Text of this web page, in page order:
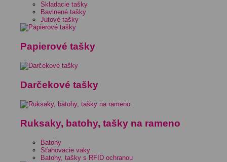
Skladacie tašky
Bavlnené tašky
Jutové tašky
Papierové tašky
Darčekové tašky
Ruksaky, batohy, tašky na rameno
Batohy
Sťahovacie vaky
Batohy, tašky s RFID ochranou